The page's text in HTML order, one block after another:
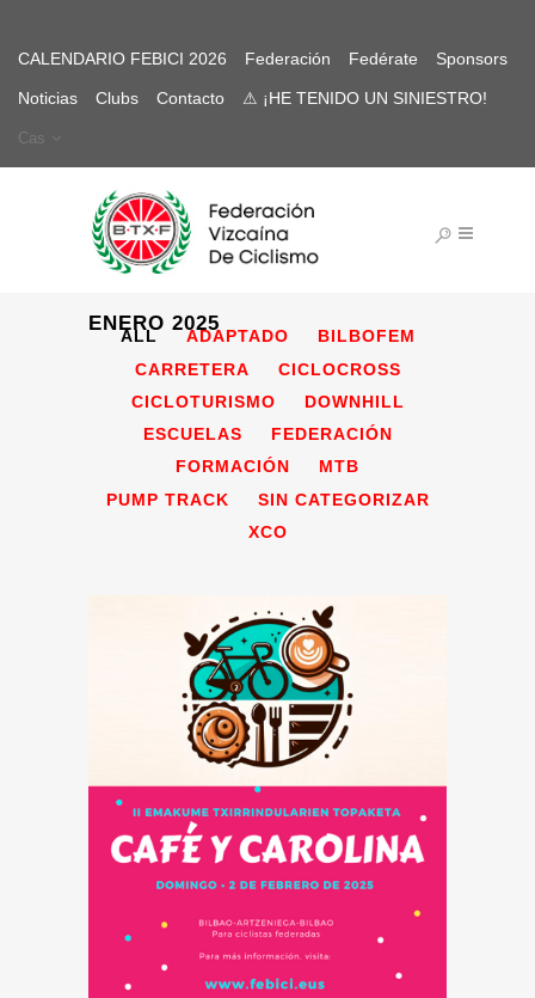
CALENDARIO FEBICI 2026 Federación Fedérate Sponsors
Noticias Clubs Contacto ⚠ ¡HE TENIDO UN SINIESTRO!
Cas
ENERO 2025
ALL ADAPTADO
BILBOFEM
CARRETERA
CICLOCROSS
CICLOTURISMO
DOWNHILL
ESCUELAS
FEDERACIÓN
FORMACIÓN
MTB
PUMP TRACK
SIN CATEGORIZAR
XCO